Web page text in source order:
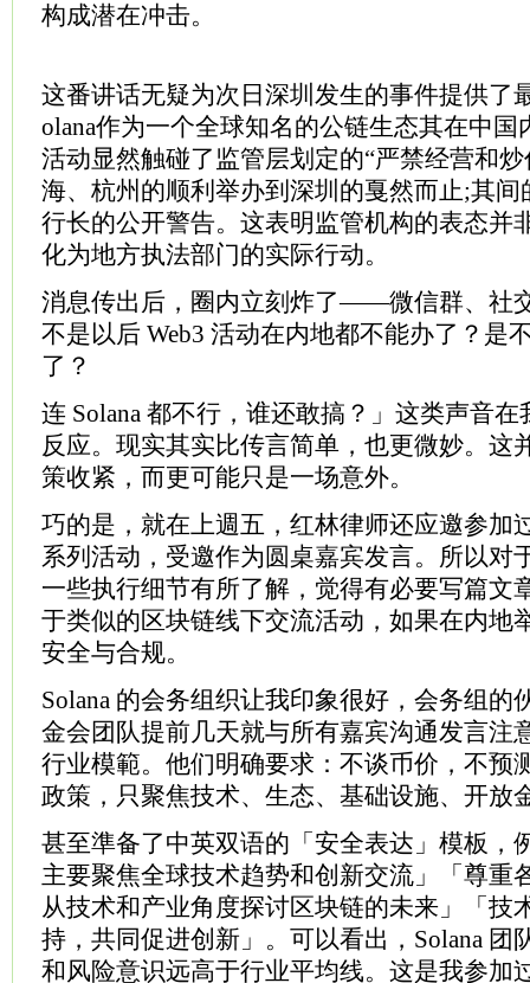
构成潜在冲击。
这番讲话无疑为次日深圳发生的事件提供了
olana作为一个全球知名的公链生态其在中
活动显然触碰了监管层划定的“严禁经营和
海、杭州的顺利举办到深圳的戛然而止;其
行长的公开警告。这表明监管机构的表态并
化为地方执法部门的实际行动。
消息传出后，圈内立刻炸了——微信群、社
不是以后 Web3 活动在内地都不能办了？是
了？
连 Solana 都不行，谁还敢搞？」这类声音
反应。现实其实比传言简单，也更微妙。这
策收紧，而更可能只是一场意外。
巧的是，就在上週五，红林律师还应邀参加
系列活动，受邀作为圆桌嘉宾发言。所以对
一些执行细节有所了解，觉得有必要写篇文
于类似的区块链线下交流活动，如果在内地
安全与合规。
Solana 的会务组织让我印象很好，会务组的
金会团队提前几天就与所有嘉宾沟通发言注
行业模範。他们明确要求：不谈币价，不预
政策，只聚焦技术、生态、基础设施、开放
甚至準备了中英双语的「安全表达」模板
主要聚焦全球技术趋势和创新交流」「尊重
从技术和产业角度探讨区块链的未来」「技
持，共同促进创新」。可以看出，Solana 团
和风险意识远高于行业平均线。这是我参加